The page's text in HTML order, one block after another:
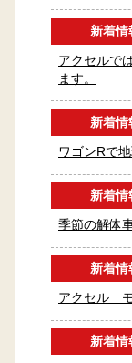
新着情
アクセルで
ます。
新着情
ワゴンRで
新着情
季節の解体
新着情
アクセル モ
新着情